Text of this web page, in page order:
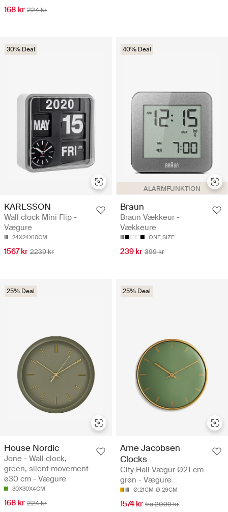
168 kr 224 kr
30% Deal
KARLSSON
Wall clock Mini Flip -
Vægure
24X24X10CM
1567 kr 2239 kr
ALARMFUNKTION
40% Deal
Braun
Braun Vækkeur -
Vækkeure
ONE SIZE
239 kr 399 kr
25% Deal
House Nordic
Jone - Wall clock,
green, silent movement
ø30 cm - Vægure
30X30X4CM
168 kr 224 kr
25% Deal
Arne Jacobsen
Clocks
City Hall Vægur Ø21 cm
grøn - Vægure
Ø:21CM Ø:29CM
1574 kr fra 2099 kr